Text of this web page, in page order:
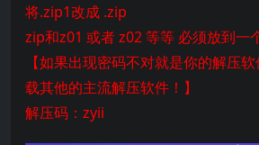
将.zip1改成 .zip
zip和z01 或者 z02 等等 必须放到一
【如果出现密码不对就是你的解压
载其他的主流解压软件！】
解压码：zyii